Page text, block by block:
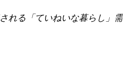
れる「ていねいな暮らし」